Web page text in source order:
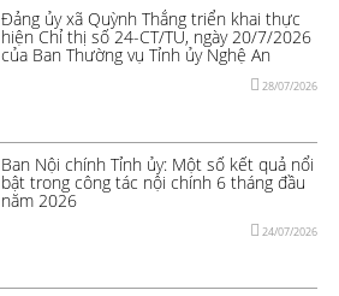
Đảng ủy xã Quỳnh Thắng triển khai thực
hiện Chỉ thị số 24-CT/TU, ngày 20/7/2026
của Ban Thường vụ Tỉnh ủy Nghệ An
28/07/2026
Ban Nội chính Tỉnh ủy: Một số kết quả nổi
bật trong công tác nội chính 6 tháng đầu
năm 2026
24/07/2026